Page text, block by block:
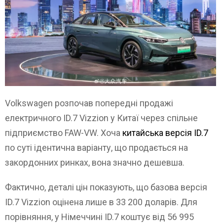
Volkswagen розпочав попередні продажі
електричного ID.7 Vizzion у Китаї через спільне
підприємство FAW-VW. Хоча китайська версія ID.7
по суті ідентична варіанту, що продається на
закордонних ринках, вона значно дешевша.
Фактично, деталі цін показують, що базова версія
ID.7 Vizzion оцінена лише в 33 200 доларів. Для
порівняння, у Німеччині ID.7 коштує від 56 995